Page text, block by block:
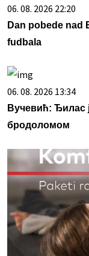
06. 08. 2026 22:20
Dan pobede nad
fudbala
06. 08. 2026 13:34
Вучевић: Ђилас
бродоломом